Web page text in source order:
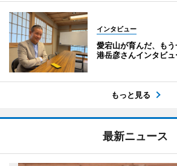
インタビュー
愛宕山が育んだ、も
港岳彦さんインタビュ
もっと見る
最新ニュース